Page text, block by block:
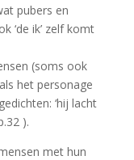
pubers en
‘de ik’ zelf komt
(soms ook
het personage
‘hij lacht
).
met hun